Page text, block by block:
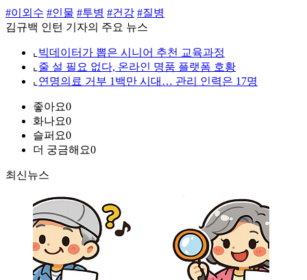
#이외수 #인물 #투병 #건강 #질병
김규백 인턴 기자의 주요 뉴스
⌞ 빅데이터가 뽑은 시니어 추천 교육과정
⌞ 줄 설 필요 없다, 온라인 명품 플랫폼 호황
⌞ 연명의료 거부 1백만 시대… 관리 인력은 17명
좋아요0
화나요0
슬퍼요0
더 궁금해요0
최신뉴스